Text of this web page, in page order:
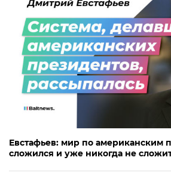
Евстафьев: мир по американским
сложился и уже никогда не